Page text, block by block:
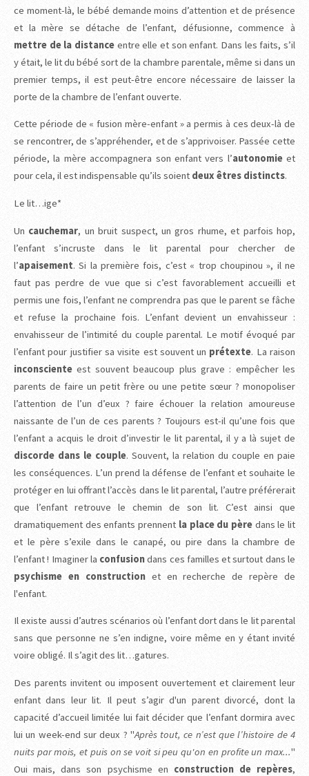
ce moment-là, le bébé demande moins d’attention et de présence
et la mère se détache de l’enfant, défusionne, commence à
mettre de la distance entre elle et son enfant. Dans les faits, s’il
y était, le lit du bébé sort de la chambre parentale, même si dans un
premier temps, il est peut-être encore nécessaire de laisser la
porte de la chambre de l’enfant ouverte.
Cette période de « fusion mère-enfant » a permis à ces deux-là de
se rencontrer, de s’appréhender, et de s’apprivoiser. Passée cette
période, la mère accompagnera son enfant vers l’autonomieet
pour cela, il est indispensable qu’ils soient deux êtres distincts.
Le lit…ige*
Un cauchemar, un bruit suspect, un gros rhume, et parfois hop,
l’enfant s’incruste dans le lit parental pour chercher de
l’apaisement. Si la première fois, c’est « trop choupinou », il ne
faut pas perdre de vue que si c’est favorablement accueilli et
permis une fois, l’enfant ne comprendra pas que le parent se fâche
et refuse la prochaine fois. L’enfant devient un envahisseur :
envahisseur de l’intimité du couple parental. Le motif évoqué par
l’enfant pour justifier sa visite est souvent un prétexte. La raison
inconsciente est souvent beaucoup plus grave : empêcher les
parents de faire un petit frère ou une petite sœur ? monopoliser
l’attention de l’un d’eux ? faire échouer la relation amoureuse
naissante de l’un de ces parents ? Toujours est-il qu’une fois que
l’enfant a acquis le droit d’investir le lit parental, il y a là sujet de
discorde dans le couple. Souvent, la relation du couple en paie
les conséquences. L’un prend la défense de l’enfant et souhaite le
protéger en lui offrant l’accès dans le lit parental, l’autre préférerait
que l’enfant retrouve le chemin de son lit. C’est ainsi que
dramatiquement des enfants prennent la place du pèredans le lit
et le père s’exile dans le canapé, ou pire dans la chambre de
l’enfant ! Imaginer la confusiondans ces familles et surtout dans le
psychisme en constructionet en recherche de repère de
l'enfant.
Il existe aussi d’autres scénarios où l’enfant dort dans le lit parental
sans que personne ne s’en indigne, voire même en y étant invité
voire obligé. Il s’agit des lit…gatures.
Des parents invitent ou imposent ouvertement et clairement leur
enfant dans leur lit. Il peut s’agir d'un parent divorcé, dont la
capacité d’accueil limitée lui fait décider que l’enfant dormira avec
lui un week-end sur deux ? "Après tout, ce n’est que l’histoire de 4
nuits par mois, et puis on se voit si peu qu'on en profite un max..."
Oui mais, dans son psychisme en construction de repères,